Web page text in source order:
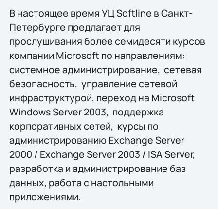
В настоящее время УЦ Softline в Санкт-
Петербурге предлагает для
прослушивания более семидесяти курсов
компании Microsoft по направлениям:
системное администрирование, сетевая
безопасность, управление сетевой
инфраструктурой, переход на Microsoft
Windows Server 2003, поддержка
корпоративных сетей, курсы по
администрированию Exchange Server
2000 / Exchange Server 2003 / ISA Server,
разработка и администрирование баз
данных, работа с настольными
приложениями.